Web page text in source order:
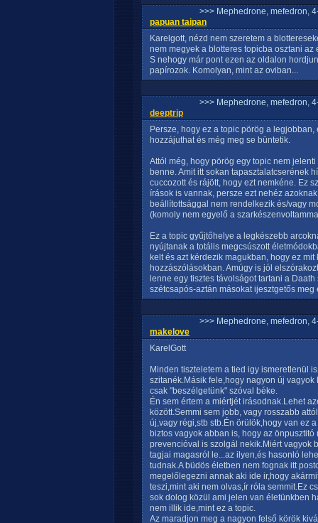
>>> Mephedrone, mefedron,
papuan taipan
Karelgott, nézd nem szeretem a
nem megyek a blotteres topicba osztani
S nehogy már pont ezen az oldalon
papírozok. Komolyan, mint az oviban...
>>> Mephedrone, mefedron,
deeptrip
Persze, hogy ez a topic pörög a
hozzájuthat és még meg se büntetik.
Attól még, hogy pörög egy topic nem
benne. Amit itt sokan tapasztalatcserének
cuccozott és rájött, hogy ezt nemkéne. Ez
írások is vannak, persze ezt nehéz
beállítottsággal nem rendelkezik és/vagy
(komoly nem egyelő a
Ez a topic gyűjtőhelye a legkészebb
nyújtanak a totális megcsúszott
kelt és azt kérdezik magukban, hogy ez
hozzászólásokban. Amúgy is jól
lenne egy tisztes távolságot tartani a
szétcsapós-aztán másokat ijesztgetős
>>> Mephedrone, mefedron,
makelove
KarelGott
Minden tiszteletem a tied igy ismeretlenül
szitanék.Másik fele,hogy nagyon új
csak "beszélgetünk" szóval béke.
Én sem értem a miértjét irásodnak.Lehet
között.Semmi sem jobb, vagy rosszabb
új,vagy régi,stb stb.Én örülök,hogy van ez
biztos vagyok abban is, hogy az
prevencióval is szolgál nekik.Miért vagyok
tagjai magasról le...az ilyen,és hasonló
tudnak.A büdös életben nem fognak itt
megelőlegezni annak aki ide ir,hogy
teszi,mint aki nem olvas,ír róla semmit.Ez
sok dolog közül ami jelen van életünkben
nem illik ide,mint ez a topic.
Az maradjon meg a nagyon felső körök